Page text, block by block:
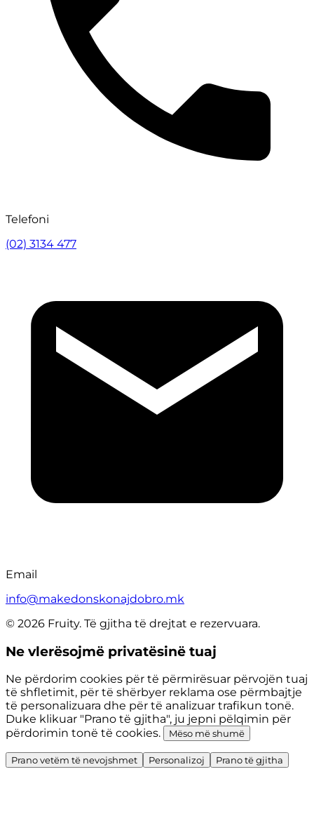
Telefoni
(02) 3134 477
Email
info@makedonskonajdobro.mk
© 2026 Fruity. Të gjitha të drejtat e rezervuara.
Ne vlerësojmë privatësinë tuaj
Ne përdorim cookies për të përmirësuar përvojën tuaj
të shfletimit, për të shërbyer reklama ose përmbajtje
të personalizuara dhe për të analizuar trafikun tonë.
Duke klikuar "Prano të gjitha", ju jepni pëlqimin për
përdorimin tonë të cookies.
Mëso më shumë
Prano vetëm të nevojshmet Personalizoj Prano të gjitha